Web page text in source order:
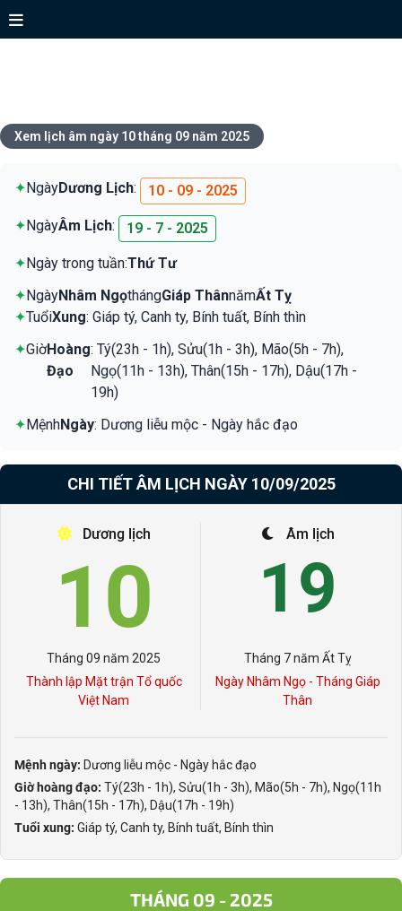
Xem lịch âm ngày 10 tháng 09 năm 2025
✦NgàyDương Lịch: 10 - 09 - 2025
✦NgàyÂm Lịch: 19 - 7 - 2025
✦Ngày trong tuần:Thứ Tư
✦NgàyNhâm NgọthángGiáp ThânnămẤt Tỵ
✦TuổiXung: Giáp tý, Canh ty, Bính tuất, Bính thìn
✦GiờHoàng
Đạo
: Tý(23h - 1h), Sửu(1h - 3h), Mão(5h - 7h),
Ngọ(11h - 13h), Thân(15h - 17h), Dậu(17h -
19h)
✦MệnhNgày: Dương liễu mộc - Ngày hắc đạo
CHI TIẾT ÂM LỊCH NGÀY 10/09/2025
Dương lịch
10
Tháng 09 năm 2025
Thành lập Mặt trận Tổ quốc
Việt Nam
Âm lịch
19
Tháng 7 năm Ất Tỵ
Ngày Nhâm Ngọ - Tháng Giáp
Thân
Mệnh ngày: Dương liễu mộc - Ngày hắc đạo
Giờ hoàng đạo: Tý(23h - 1h), Sửu(1h - 3h), Mão(5h - 7h), Ngọ(11h
- 13h), Thân(15h - 17h), Dậu(17h - 19h)
Tuổi xung: Giáp tý, Canh ty, Bính tuất, Bính thìn
THÁNG 09 - 2025